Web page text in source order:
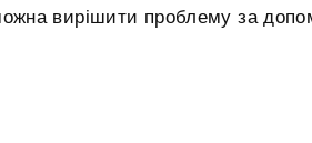
вирішити проблему за